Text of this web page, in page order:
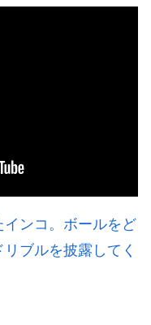
ンコ。ボールをど
ブルを披露してく